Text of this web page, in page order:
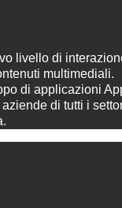
livello di
multimediali.
di applicazioni
di tutti i